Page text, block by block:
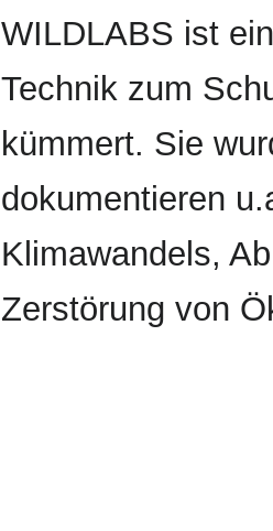
WILDLABS ist
Technik zum
kümmert. Sie
dokumentieren
Klimawandels,
Zerstörung von